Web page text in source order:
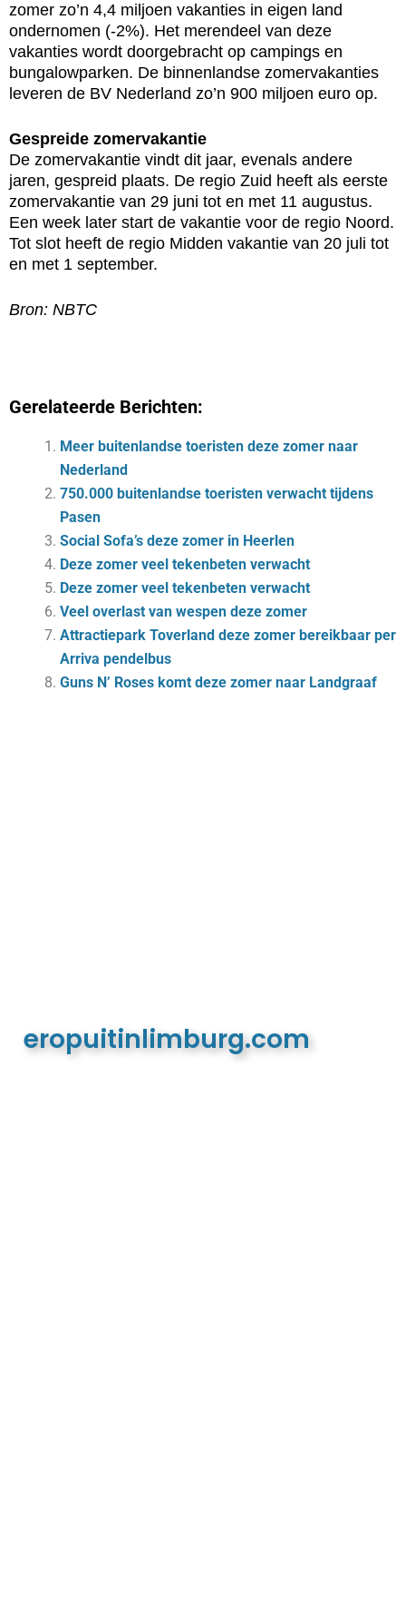
zomer zo’n 4,4 miljoen vakanties in eigen land
ondernomen (-2%). Het merendeel van deze
vakanties wordt doorgebracht op campings en
bungalowparken. De binnenlandse zomervakanties
leveren de BV Nederland zo’n 900 miljoen euro op.
Gespreide zomervakantie
De zomervakantie vindt dit jaar, evenals andere
jaren, gespreid plaats. De regio Zuid heeft als eerste
zomervakantie van 29 juni tot en met 11 augustus.
Een week later start de vakantie voor de regio Noord.
Tot slot heeft de regio Midden vakantie van 20 juli tot
en met 1 september.
Bron: NBTC
Gerelateerde Berichten:
Meer buitenlandse toeristen deze zomer naar
Nederland
750.000 buitenlandse toeristen verwacht tijdens
Pasen
Social Sofa’s deze zomer in Heerlen
Deze zomer veel tekenbeten verwacht
Deze zomer veel tekenbeten verwacht
Veel overlast van wespen deze zomer
Attractiepark Toverland deze zomer bereikbaar per
Arriva pendelbus
Guns N’ Roses komt deze zomer naar Landgraaf
eropuitinlimburg.com